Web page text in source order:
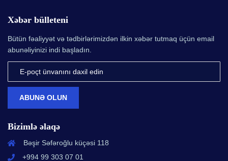
Xəbər bülleteni
Bütün fəaliyyət və tədbirlərimizdən ilkin xəbər tutmaq üçün email
abunəliyinizi indi başladın.
ABUNƏ OLUN
Bizimlə əlaqə
Bəşir Səfəroğlu küçəsi 118
+994 99 303 07 01